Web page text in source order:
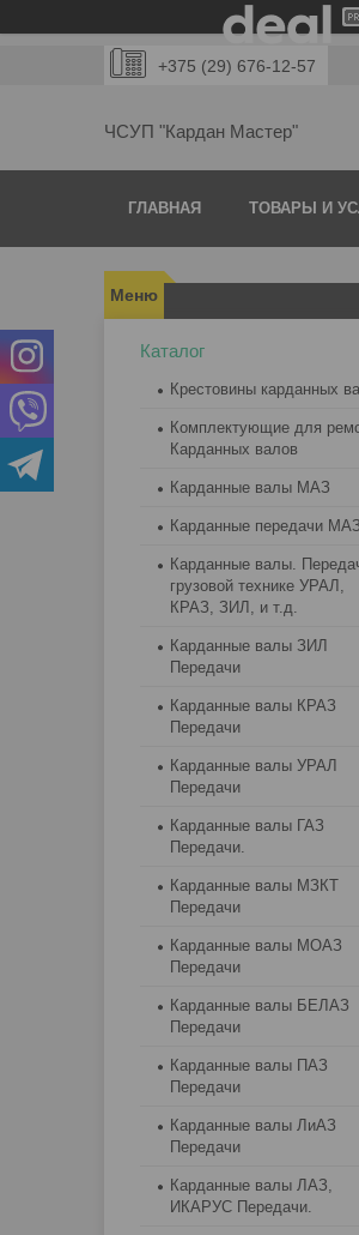
+375 (29) 676-12-57
ЧСУП "Кардан Мастер"
ГЛАВНАЯ ТОВАРЫ И
Каталог
Крестовины карданных
Комплектующие для
Карданных валов
Карданные валы МАЗ
Карданные передачи МАЗ
Карданные валы.
грузовой технике УРАЛ,
КРАЗ, ЗИЛ, и т.д.
Карданные валы ЗИЛ
Передачи
Карданные валы КРАЗ
Передачи
Карданные валы УРАЛ
Передачи
Карданные валы ГАЗ
Передачи.
Карданные валы МЗКТ
Передачи
Карданные валы МОАЗ
Передачи
Карданные валы БЕЛАЗ
Передачи
Карданные валы ПАЗ
Передачи
Карданные валы ЛиАЗ
Передачи
Карданные валы ЛАЗ,
ИКАРУС Передачи.